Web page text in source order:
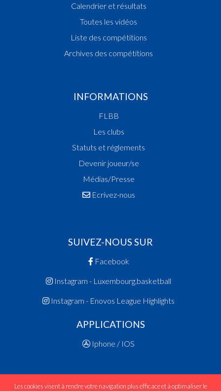
Calendrier et résultats
Toutes les vidéos
Liste des compétitions
Archives des compétitions
INFORMATIONS
FLBB
Les clubs
Statuts et réglements
Devenir joueur/se
Médias/Presse
Ecrivez-nous
SUIVEZ-NOUS SUR
Facebook
Instagram - Luxembourg.basketball
Instagram - Enovos League Highlights
APPLICATIONS
Iphone / IOS
Les cookies visent à rendre votre navigation plus efficace et à optimaliser le